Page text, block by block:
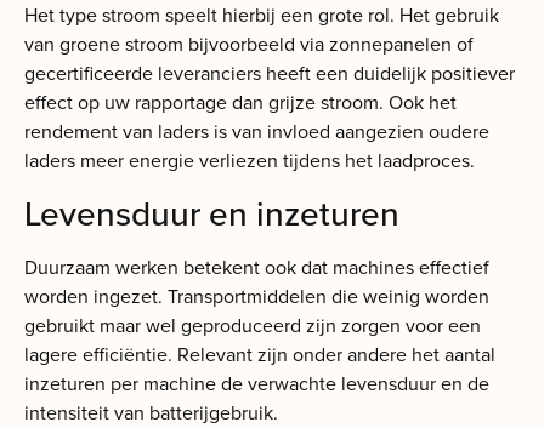
Het type stroom speelt hierbij een grote rol. Het gebruik
van groene stroom bijvoorbeeld via zonnepanelen of
gecertificeerde leveranciers heeft een duidelijk positiever
effect op uw rapportage dan grijze stroom. Ook het
rendement van laders is van invloed aangezien oudere
laders meer energie verliezen tijdens het laadproces.
Levensduur en inzeturen
Duurzaam werken betekent ook dat machines effectief
worden ingezet. Transportmiddelen die weinig worden
gebruikt maar wel geproduceerd zijn zorgen voor een
lagere efficiëntie. Relevant zijn onder andere het aantal
inzeturen per machine de verwachte levensduur en de
intensiteit van batterijgebruik.